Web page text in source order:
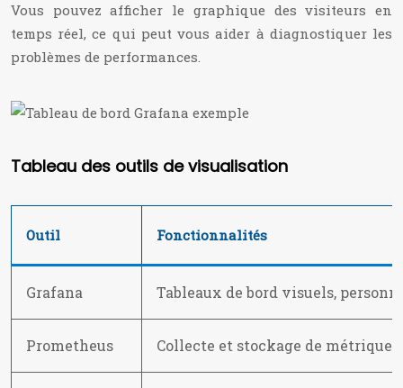
Vous pouvez afficher le graphique des visiteurs en
temps réel, ce qui peut vous aider à diagnostiquer les
problèmes de performances.
Tableau des outils de visualisation
Outil Fonctionnalités
Grafana Tableaux de bord visuels,
Prometheus Collecte et stockage de métriques